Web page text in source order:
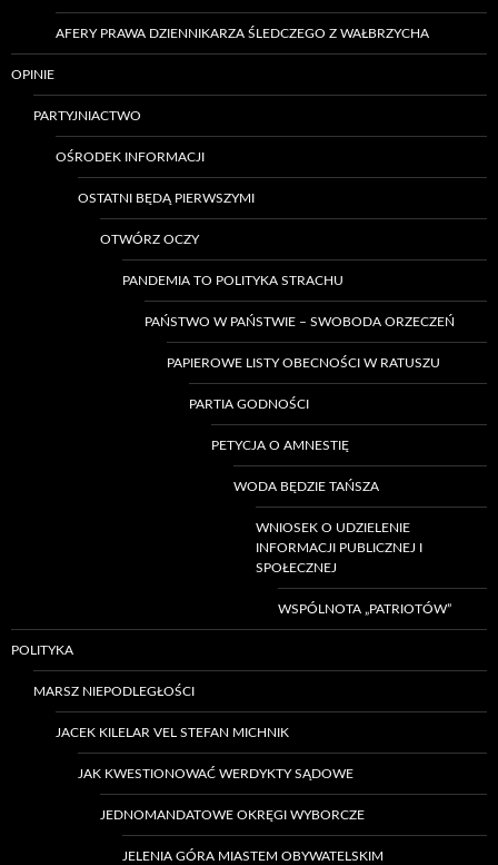
AFERY PRAWA DZIENNIKARZA ŚLEDCZEGO Z WAŁBRZYCHA
OPINIE
PARTYJNIACTWO
OŚRODEK INFORMACJI
OSTATNI BĘDĄ PIERWSZYMI
OTWÓRZ OCZY
PANDEMIA TO POLITYKA STRACHU
PAŃSTWO W PAŃSTWIE – SWOBODA ORZECZEŃ
PAPIEROWE LISTY OBECNOŚCI W RATUSZU
PARTIA GODNOŚCI
PETYCJA O AMNESTIĘ
WODA BĘDZIE TAŃSZA
WNIOSEK O UDZIELENIE
INFORMACJI PUBLICZNEJ I
SPOŁECZNEJ
WSPÓLNOTA „PATRIOTÓW”
POLITYKA
MARSZ NIEPODLEGŁOŚCI
JACEK KILELAR VEL STEFAN MICHNIK
JAK KWESTIONOWAĆ WERDYKTY SĄDOWE
JEDNOMANDATOWE OKRĘGI WYBORCZE
JELENIA GÓRA MIASTEM OBYWATELSKIM